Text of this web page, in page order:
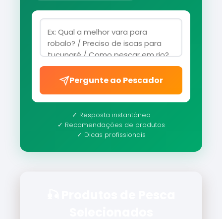
Pergunte ao Pescador
✓ Resposta instantânea
✓ Recomendações de produtos
✓ Dicas profissionais